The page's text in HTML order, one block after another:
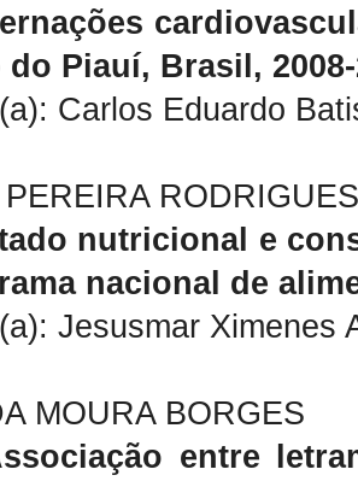
Piauí, Brasil,
Carlos Eduardo
RODRIGUES
nutricional e
nacional de
Jesusmar Ximenes
MOURA BORGES
entre